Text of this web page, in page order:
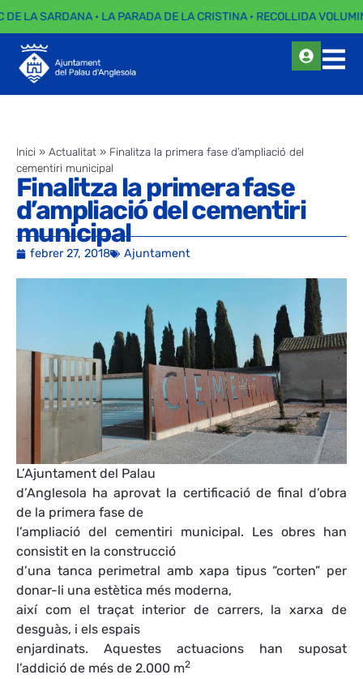
LA SARDANA · LA PARADA DE LA CRISTINA · RECOLLIDA
Inici » Actualitat » Finalitza la primera fase d’ampliació del
cementiri municipal
Finalitza la primera fase
d’ampliació del cementiri
municipal
febrer 27, 2018 Ajuntament
L’Ajuntament del Palau
d’Anglesola ha aprovat la certificació de final d’obra
de la primera fase de
l’ampliació del cementiri municipal. Les obres han
consistit en la construcció
d’una tanca perimetral amb xapa tipus “corten” per
donar-li una estètica més moderna,
així com el traçat interior de carrers, la xarxa de
desguàs, i els espais
enjardinats. Aquestes actuacions han suposat
l’addició de més de 2.000 m2